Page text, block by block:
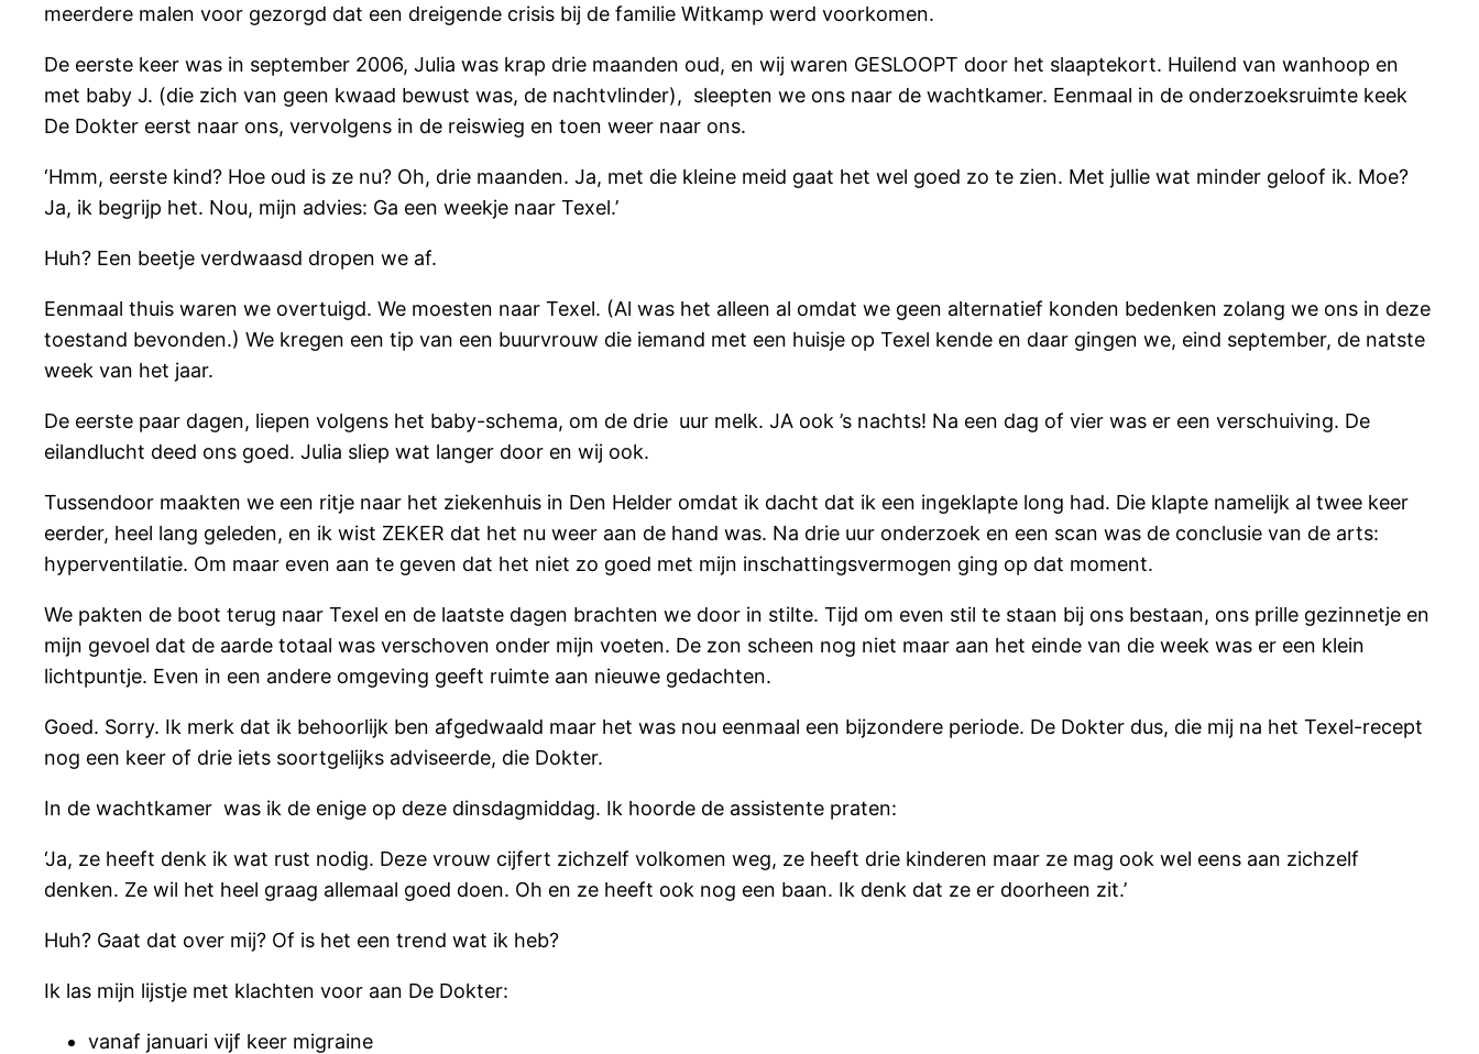
meerdere malen voor gezorgd dat een dreigende crisis bij de familie Witkamp werd voorkomen.
De eerste keer was in september 2006, Julia was krap drie maanden oud, en wij waren GESLOOPT door het slaaptekort. Huilend van wanhoop en
met baby J. (die zich van geen kwaad bewust was, de nachtvlinder), sleepten we ons naar de wachtkamer. Eenmaal in de onderzoeksruimte keek
De Dokter eerst naar ons, vervolgens in de reiswieg en toen weer naar ons.
‘Hmm, eerste kind? Hoe oud is ze nu? Oh, drie maanden. Ja, met die kleine meid gaat het wel goed zo te zien. Met jullie wat minder geloof ik. Moe?
Ja, ik begrijp het. Nou, mijn advies: Ga een weekje naar Texel.’
Huh? Een beetje verdwaasd dropen we af.
Eenmaal thuis waren we overtuigd. We moesten naar Texel. (Al was het alleen al omdat we geen alternatief konden bedenken zolang we ons in deze
toestand bevonden.) We kregen een tip van een buurvrouw die iemand met een huisje op Texel kende en daar gingen we, eind september, de natste
week van het jaar.
De eerste paar dagen, liepen volgens het baby-schema, om de drie uur melk. JA ook ’s nachts! Na een dag of vier was er een verschuiving. De
eilandlucht deed ons goed. Julia sliep wat langer door en wij ook.
Tussendoor maakten we een ritje naar het ziekenhuis in Den Helder omdat ik dacht dat ik een ingeklapte long had. Die klapte namelijk al twee keer
eerder, heel lang geleden, en ik wist ZEKER dat het nu weer aan de hand was. Na drie uur onderzoek en een scan was de conclusie van de arts:
hyperventilatie. Om maar even aan te geven dat het niet zo goed met mijn inschattingsvermogen ging op dat moment.
We pakten de boot terug naar Texel en de laatste dagen brachten we door in stilte. Tijd om even stil te staan bij ons bestaan, ons prille gezinnetje en
mijn gevoel dat de aarde totaal was verschoven onder mijn voeten. De zon scheen nog niet maar aan het einde van die week was er een klein
lichtpuntje. Even in een andere omgeving geeft ruimte aan nieuwe gedachten.
Goed. Sorry. Ik merk dat ik behoorlijk ben afgedwaald maar het was nou eenmaal een bijzondere periode. De Dokter dus, die mij na het Texel-recept
nog een keer of drie iets soortgelijks adviseerde, die Dokter.
In de wachtkamer was ik de enige op deze dinsdagmiddag. Ik hoorde de assistente praten:
‘Ja, ze heeft denk ik wat rust nodig. Deze vrouw cijfert zichzelf volkomen weg, ze heeft drie kinderen maar ze mag ook wel eens aan zichzelf
denken. Ze wil het heel graag allemaal goed doen. Oh en ze heeft ook nog een baan. Ik denk dat ze er doorheen zit.’
Huh? Gaat dat over mij? Of is het een trend wat ik heb?
Ik las mijn lijstje met klachten voor aan De Dokter:
vanaf januari vijf keer migraine